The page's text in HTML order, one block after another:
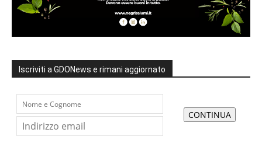
Iscriviti a GDONews e rimani aggiornato